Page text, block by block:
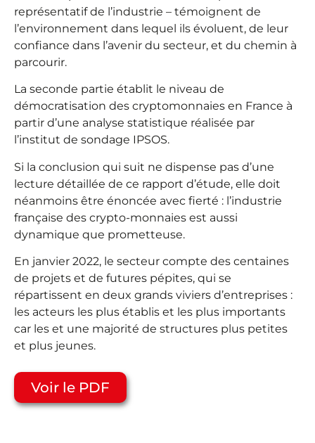
représentatif de l’industrie – témoignent de
l’environnement dans lequel ils évoluent, de leur
confiance dans l’avenir du secteur, et du chemin à
parcourir.
La seconde partie établit le niveau de
démocratisation des cryptomonnaies en France à
partir d’une analyse statistique réalisée par
l’institut de sondage IPSOS.
Si la conclusion qui suit ne dispense pas d’une
lecture détaillée de ce rapport d’étude, elle doit
néanmoins être énoncée avec fierté : l’industrie
française des crypto-monnaies est aussi
dynamique que prometteuse.
En janvier 2022, le secteur compte des centaines
de projets et de futures pépites, qui se
répartissent en deux grands viviers d’entreprises :
les acteurs les plus établis et les plus importants
car les et une majorité de structures plus petites
et plus jeunes.
Voir le PDF